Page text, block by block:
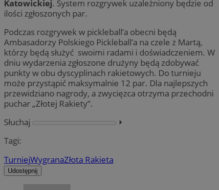
Katowickiej. System rozgrywek uzależniony będzie od
ilości zgłoszonych par.
Podczas rozgrywek w pickleball’a obecni będą
Ambasadorzy Polskiego Pickleball’a na czele z Martą,
którzy będą służyć swoimi radami i doświadczeniem. W
dniu wydarzenia zgłoszone drużyny będą zdobywać
punkty w obu dyscyplinach rakietowych. Do turnieju
może przystąpić maksymalnie 12 par. Dla najlepszych
przewidziano nagrody, a zwycięzca otrzyma przechodni
puchar „Złotej Rakiety”.
Słuchaj
⏵︎
Tagi:
TurniejWygranaZłota Rakieta
Udostępnij